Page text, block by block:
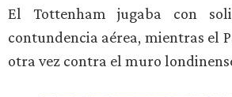
El Tottenham jugaba con
contundencia aérea, mientras el
otra vez contra el muro